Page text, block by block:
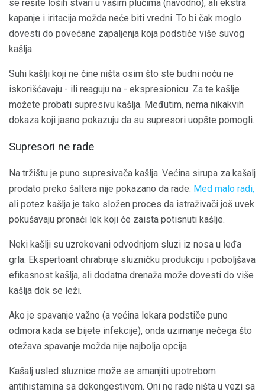
se rešite loših stvari u vašim plućima (navodno), ali ekstra
kapanje i iritacija možda neće biti vredni. To bi čak moglo
dovesti do povećane zapaljenja koja podstiče više suvog
kašlja.
Suhi kašlji koji ne čine ništa osim što ste budni noću ne
iskorišćavaju - ili reaguju na - ekspresionicu. Za te kašlje
možete probati supresivu kašlja. Međutim, nema nikakvih
dokaza koji jasno pokazuju da su supresori uopšte pomogli.
Supresori ne rade
Na tržištu je puno supresivača kašlja. Većina sirupa za kašalj
prodato preko šaltera nije pokazano da rade. Med malo radi,
ali potez kašlja je tako složen proces da istraživači još uvek
pokušavaju pronaći lek koji će zaista potisnuti kašlje.
Neki kašlji su uzrokovani odvodnjom sluzi iz nosa u leđa
grla. Ekspertoant ohrabruje sluzničku produkciju i poboljšava
efikasnost kašlja, ali dodatna drenaža može dovesti do više
kašlja dok se leži.
Ako je spavanje važno (a većina lekara podstiče puno
odmora kada se bijete infekcije), onda uzimanje nečega što
otežava spavanje možda nije najbolja opcija.
Kašalj usled sluznice može se smanjiti upotrebom
antihistamina sa dekongestivom. Oni ne rade ništa u vezi sa